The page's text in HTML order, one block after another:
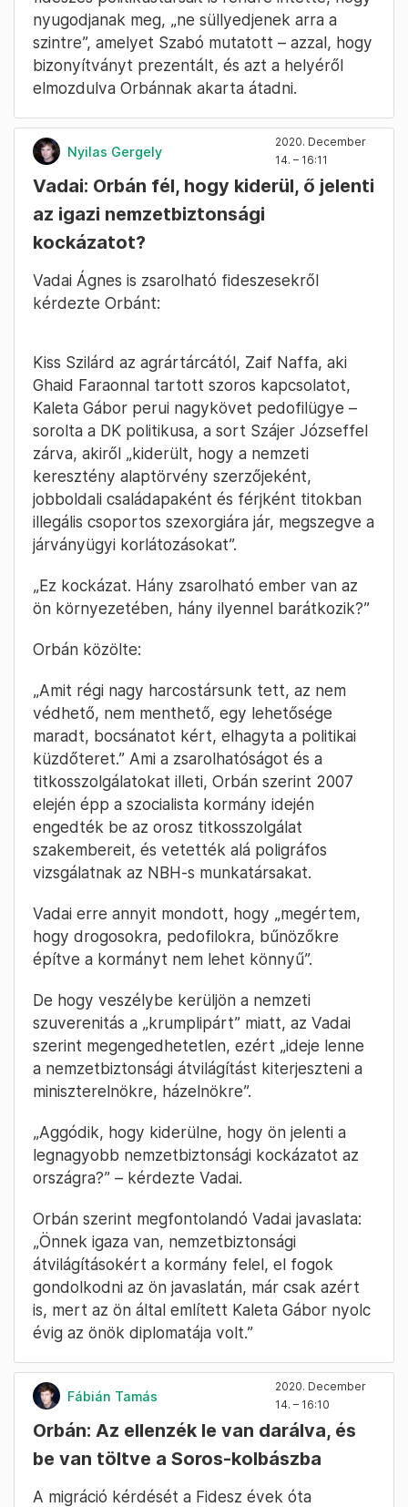
nyugodjanak meg, „ne süllyedjenek arra a
szintre”, amelyet Szabó mutatott – azzal, hogy
bizonyítványt prezentált, és azt a helyéről
elmozdulva Orbánnak akarta átadni.
Nyilas Gergely
2020. December
14. – 16:11
Vadai: Orbán fél, hogy kiderül, ő jelenti
az igazi nemzetbiztonsági
kockázatot?
Vadai Ágnes is zsarolható fideszesekről
kérdezte Orbánt:
Kiss Szilárd az agrártárcától, Zaif Naffa, aki
Ghaid Faraonnal tartott szoros kapcsolatot,
Kaleta Gábor perui nagykövet pedofilügye –
sorolta a DK politikusa, a sort Szájer Józseffel
zárva, akiről „kiderült, hogy a nemzeti
keresztény alaptörvény szerzőjeként,
jobboldali családapaként és férjként titokban
illegális csoportos szexorgiára jár, megszegve a
járványügyi korlátozásokat”.
„Ez kockázat. Hány zsarolható ember van az
ön környezetében, hány ilyennel barátkozik?”
Orbán közölte:
„Amit régi nagy harcostársunk tett, az nem
védhető, nem menthető, egy lehetősége
maradt, bocsánatot kért, elhagyta a politikai
küzdőteret.” Ami a zsarolhatóságot és a
titkosszolgálatokat illeti, Orbán szerint 2007
elején épp a szocialista kormány idején
engedték be az orosz titkosszolgálat
szakembereit, és vetették alá poligráfos
vizsgálatnak az NBH-s munkatársakat.
Vadai erre annyit mondott, hogy „megértem,
hogy drogosokra, pedofilokra, bűnözőkre
építve a kormányt nem lehet könnyű”.
De hogy veszélybe kerüljön a nemzeti
szuverenitás a „krumplipárt” miatt, az Vadai
szerint megengedhetetlen, ezért „ideje lenne
a nemzetbiztonsági átvilágítást kiterjeszteni a
miniszterelnökre, házelnökre”.
„Aggódik, hogy kiderülne, hogy ön jelenti a
legnagyobb nemzetbiztonsági kockázatot az
országra?” – kérdezte Vadai.
Orbán szerint megfontolandó Vadai javaslata:
„Önnek igaza van, nemzetbiztonsági
átvilágításokért a kormány felel, el fogok
gondolkodni az ön javaslatán, már csak azért
is, mert az ön által említett Kaleta Gábor nyolc
évig az önök diplomatája volt.”
Fábián Tamás
2020. December
14. – 16:10
Orbán: Az ellenzék le van darálva, és
be van töltve a Soros-kolbászba
A migráció kérdését a Fidesz évek óta